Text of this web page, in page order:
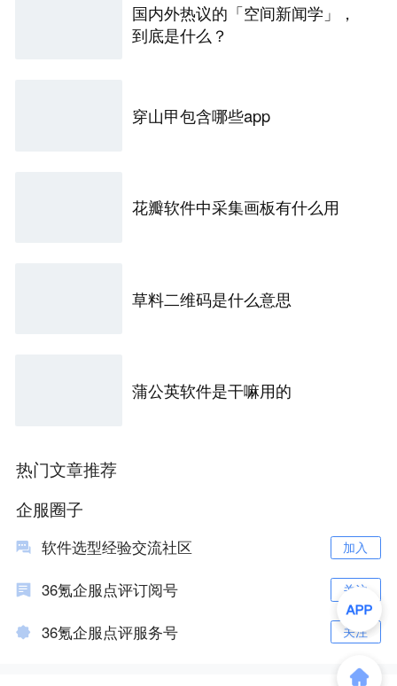
国内外热议的「空间新闻学」，
到底是什么？
穿山甲包含哪些app
花瓣软件中采集画板有什么用
草料二维码是什么意思
蒲公英软件是干嘛用的
热门文章推荐
企服圈子
软件选型经验交流社区 加入
36氪企服点评订阅号 关注
36氪企服点评服务号 关注